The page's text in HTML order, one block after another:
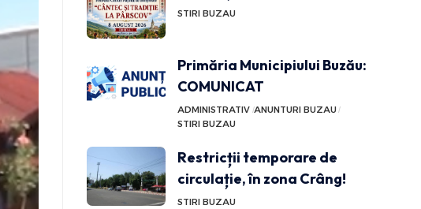
STIRI BUZAU
Primăria Municipiului Buzău:
COMUNICAT
ADMINISTRATIV ANUNTURI BUZAU
STIRI BUZAU
Restricții temporare de
circulație, în zona Crâng!
STIRI BUZAU